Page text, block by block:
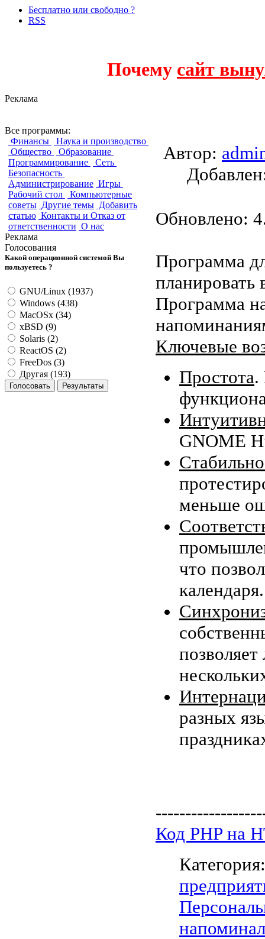
Бесплатно или свободно ?
RSS
Почему сайт
Реклама
Все программы:
Финансы
Наука и производство
Общество
Образование
Программирование
Сеть
Безопасность
Администрирование Игры
Рабочий стол
Компьютерные
советы Другие темы Добавить
статью Контакты и Отказ от
ответственности О нас
Реклама
Голосования
Какой операционной системой Вы
пользуетесь ?
GNU/Linux (1937)
Windows (438)
MacOSx (34)
xBSD (9)
Solaris (2)
ReactOS (2)
FreeDos (3)
Другая (193)
Автор:
Обновлено:
Программа
планировать
Программа
Ключевые
Простота.
GNOME
меньше
что
календаря.
разных
Код PHP на